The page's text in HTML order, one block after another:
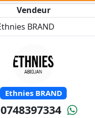
Vendeur
Ethnies BRAND
0748397334